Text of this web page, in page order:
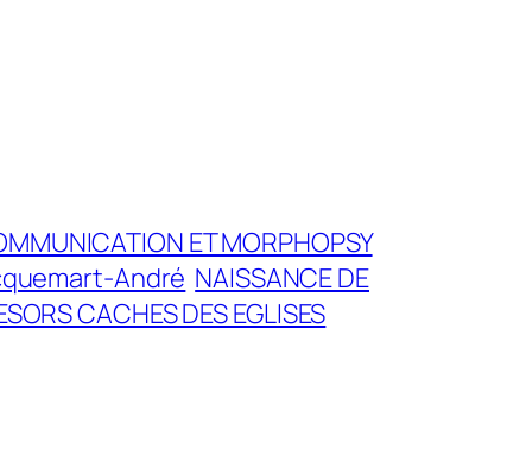
ET MORPHOPSY
André NAISSANCE DE
CACHES DES EGLISES